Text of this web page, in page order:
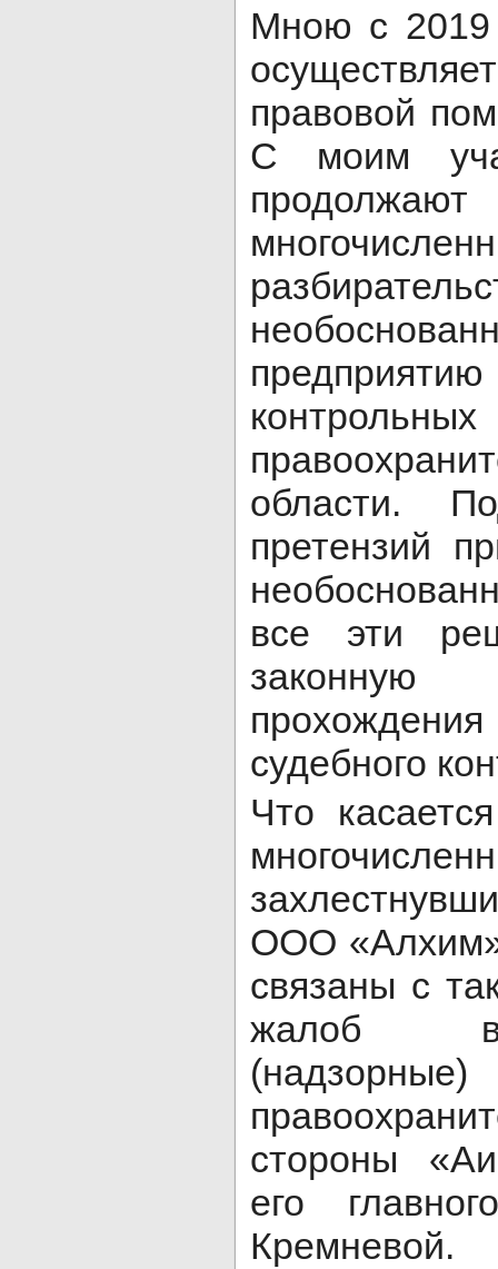
Мною с 2019
правовой
С моим
области.
претензий
все эти
судебного
Что
ООО
связаны с
жалоб в
стороны
его
Кремневой.